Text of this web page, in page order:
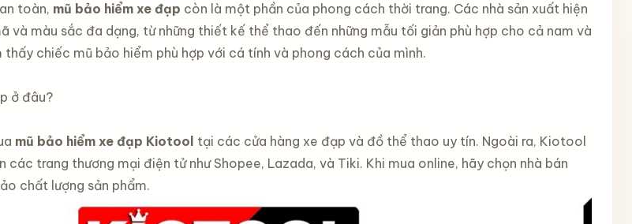
toàn, mũ bảo hiểm xe đạp còn là một phần của phong cách thời trang. Các nhà sản xuất hiện
và màu sắc đa dạng, từ những thiết kế thể thao đến những mẫu tối giản phù hợp cho cả nam và
thấy chiếc mũ bảo hiểm phù hợp với cá tính và phong cách của mình.
ở đâu?
mũ bảo hiểm xe đạp Kiotool tại các cửa hàng xe đạp và đồ thể thao uy tín. Ngoài ra, Kiotool
các trang thương mại điện tử như Shopee, Lazada, và Tiki. Khi mua online, hãy chọn nhà bán
chất lượng sản phẩm.